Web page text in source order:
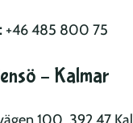
+46 485 800 75
– Kalmar